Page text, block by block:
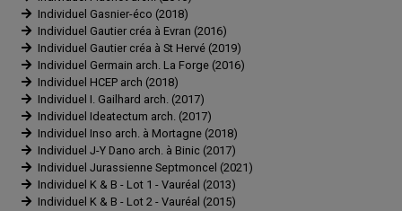
Individuel Gasnier-éco (2018)
Individuel Gautier créa à Evran (2016)
Individuel Gautier créa à St Hervé (2019)
Individuel Germain arch. La Forge (2016)
Individuel HCEP arch (2018)
Individuel I. Gailhard arch. (2017)
Individuel Ideatectum arch. (2017)
Individuel Inso arch. à Mortagne (2018)
Individuel J-Y Dano arch. à Binic (2017)
Individuel Jurassienne Septmoncel (2021)
Individuel K & B - Lot 1 - Vauréal (2013)
Individuel K & B - Lot 2 - Vauréal (2015)